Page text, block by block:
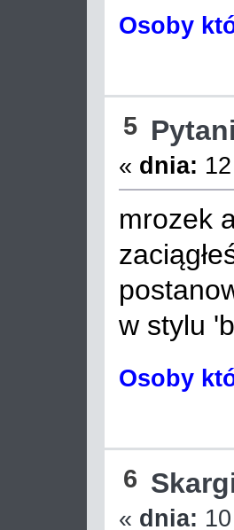
Osoby
5
« dnia:
mrozek
w stylu
Osoby
6
« dnia: